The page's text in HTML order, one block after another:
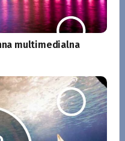
multimedialna